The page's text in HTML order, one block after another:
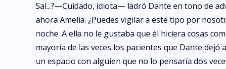
Sal...?—Cuidado, idiota— ladró Dante en tono de
ahora Amelia. ¿Puedes vigilar a este tipo por
noche. A ella no le gustaba que él hiciera cosas
mayoría de las veces los pacientes que Dante
un espacio con alguien que no lo pensaría dos